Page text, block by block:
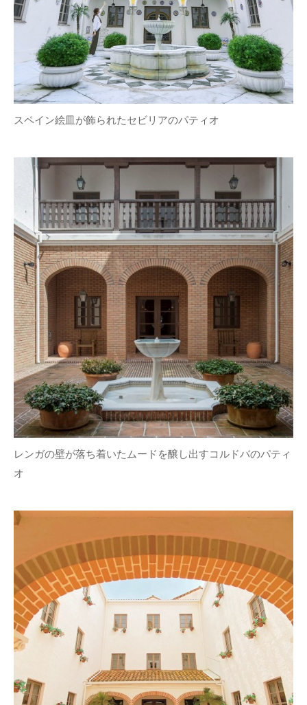
スペイン絵皿が飾られたセビリアのパティオ
レンガの壁が落ち着いたムードを醸し出すコルドバのパティ
オ